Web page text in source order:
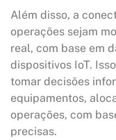
Além disso, a
operações sejam
real, com base em
dispositivos IoT.
tomar decisões
equipamentos,
operações, com
precisas.